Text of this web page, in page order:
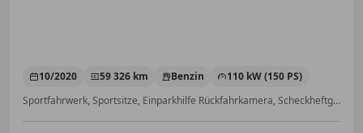
10/2020 59 326 km Benzin
110 kW (150 PS)
Sportfahrwerk, Sportsitze, Einparkhilfe Rückfahrkamera, Scheckheftgepflegt, Volldigitales Kombiinstrument, Getönte Scheiben, ESP, Lordosenstütze